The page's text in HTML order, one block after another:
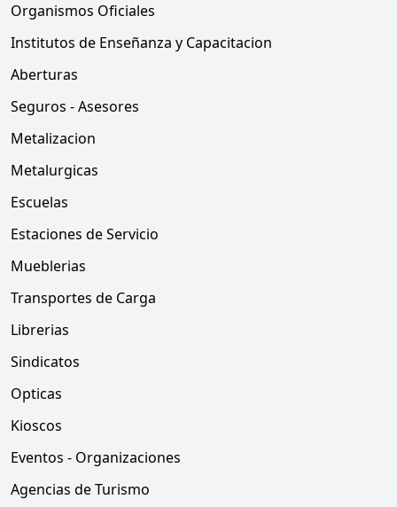
Organismos Oficiales
Institutos de Enseñanza y Capacitacion
Aberturas
Seguros - Asesores
Metalizacion
Metalurgicas
Escuelas
Estaciones de Servicio
Mueblerias
Transportes de Carga
Librerias
Sindicatos
Opticas
Kioscos
Eventos - Organizaciones
Agencias de Turismo